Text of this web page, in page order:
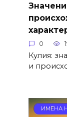
0
Кулия:
и
ИМЕНА